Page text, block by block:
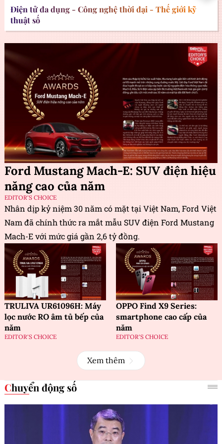
Điện tử đa dụng - Công nghệ thời đại - Thế giới kỹ
thuật số
Ford Mustang Mach-E: SUV điện hiệu
năng cao của năm
EDITOR'S CHOICE
Nhân dịp kỷ niệm 30 năm có mặt tại Việt Nam, Ford Việt
Nam đã chính thức ra mắt mẫu SUV điện Ford Mustang
Mach-E với mức giá gần 2,6 tỷ đồng.
TRULIVA UR61096H: Máy
lọc nước RO âm tủ bếp của
năm
EDITOR'S CHOICE
OPPO Find X9 Series:
smartphone cao cấp của
năm
EDITOR'S CHOICE
Xem thêm
Chuyển động số